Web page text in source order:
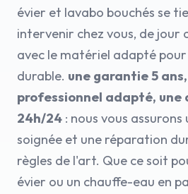
évier et lavabo bouchés se
intervenir chez vous, de jour
avec le matériel adapté
durable. une garantie 5
professionnel adapté, une
24h/24 : nous vous
soignée et une réparation
règles de l'art. Que ce soit
évier ou un chauffe-eau en